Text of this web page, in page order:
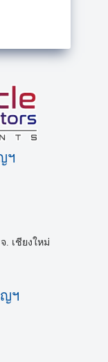
ฯ
. เชียงใหม่
ฯ